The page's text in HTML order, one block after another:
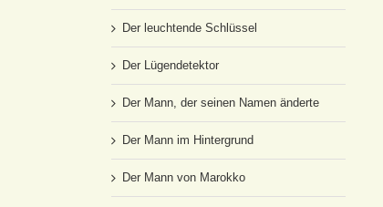
Der leuchtende Schlüssel
Der Lügendetektor
Der Mann, der seinen Namen änderte
Der Mann im Hintergrund
Der Mann von Marokko